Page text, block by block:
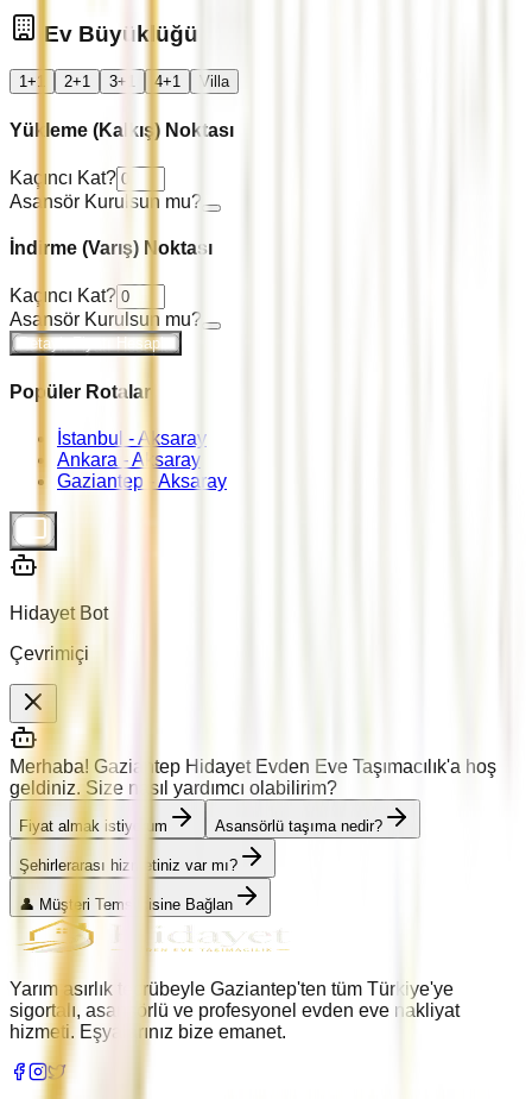
Ev Büyüklüğü
1+1 2+1 3+1 4+1 Villa
Yükleme (Kalkış) Noktası
Kaçıncı Kat?
Asansör Kurulsun mu?
İndirme (Varış) Noktası
Kaçıncı Kat?
Asansör Kurulsun mu?
Detaylı Fiyatı Hesapla
Popüler Rotalar
İstanbul -Aksaray
Ankara -Aksaray
Gaziantep - Aksaray
Hidayet Bot
Çevrimiçi
Merhaba! Gaziantep Hidayet Evden Eve Taşımacılık'a hoş
geldiniz. Size nasıl yardımcı olabilirim?
Fiyat almak istiyorum Asansörlü taşıma nedir?
Şehirlerarası hizmetiniz var mı?
👤 Müşteri Temsilcisine Bağlan
Yarım asırlık tecrübeyle Gaziantep'ten tüm Türkiye'ye
sigortalı, asansörlü ve profesyonel evden eve nakliyat
hizmeti. Eşyalarınız bize emanet.